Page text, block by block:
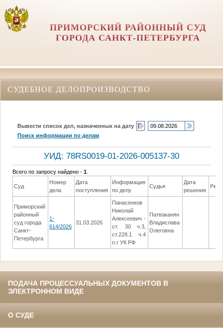
ПРИМОРСКИЙ РАЙОННЫЙ СУД
ГОРОДА САНКТ-ПЕТЕРБУРГА
СУДЕБНОЕ ДЕЛОПРОИЗВОДСТВО
Вывести список дел, назначенных на дату
Поиск информации по делам
УИД: 78RS0019-01-2026-005137-30
Всего по запросу найдено -1
Суд
Номер
дела
Дата
поступления
Информация
по делу
Судья
Дата
решения
Приморский
районный
суд города
Санкт-
Петербурга
1-
614/2026
31.03.2026
Панасенков
Николай
Алексеевич -
ст. 30 ч.3,
ст.228.1 ч.4
п.г УК РФ
Патваканян
Владислава
Олеговна
ПОДАЧА ПРОЦЕССУАЛЬНЫХ ДОКУМЕНТОВ В
ЭЛЕКТРОННОМ ВИДЕ
О СУДЕ